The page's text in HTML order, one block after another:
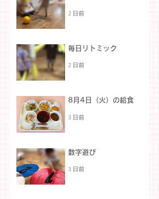
2 日前
毎日リトミック
2 日前
8月4日（火）の給食
3 日前
数字遊び
3 日前